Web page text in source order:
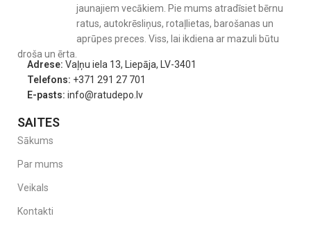
jaunajiem vecākiem. Pie mums atradīsiet bērnu
ratus, autokrēsliņus, rotaļlietas, barošanas un
aprūpes preces. Viss, lai ikdiena ar mazuli būtu
droša un ērta.
Adrese: Vaļņu iela 13, Liepāja, LV-3401
Telefons: +371 291 27 701
E-pasts: info@ratudepo.lv
SAITES
Sākums
Par mums
Veikals
Kontakti